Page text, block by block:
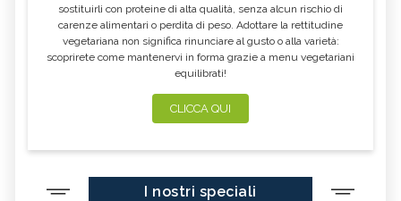
sostituirli con proteine di alta qualità, senza alcun rischio di
carenze alimentari o perdita di peso. Adottare la rettitudine
vegetariana non significa rinunciare al gusto o alla varietà:
scoprirete come mantenervi in forma grazie a menu vegetariani
equilibrati!
CLICCA QUI
I nostri speciali